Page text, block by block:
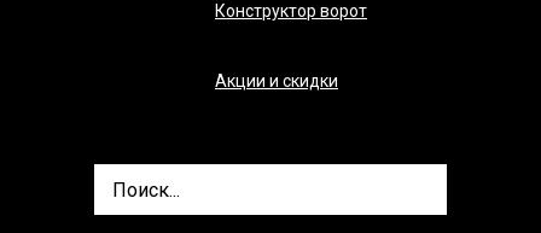
Конструктор ворот
Акции и скидки